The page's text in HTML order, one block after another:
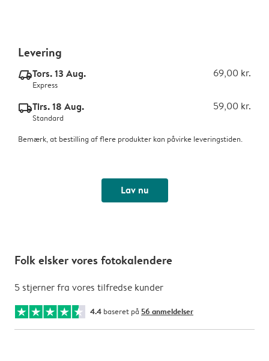
Levering
delivery_express_v2Tors. 13 Aug. 69,00 kr.
Express
delivery_standard_v2Tirs. 18 Aug. 59,00 kr.
Standard
Bemærk, at bestilling af flere produkter kan påvirke leveringstiden.
Lav nu
Folk elsker vores fotokalendere
5 stjerner fra vores tilfredse kunder
4.4 baseret på 56 anmeldelser